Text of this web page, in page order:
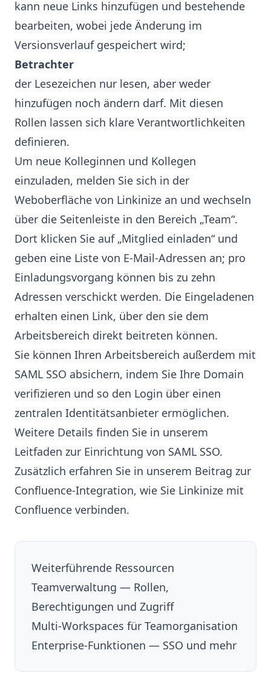
kann neue Links hinzufügen und bestehende
bearbeiten, wobei jede Änderung im
Versionsverlauf gespeichert wird;
Betrachter
der Lesezeichen nur lesen, aber weder
hinzufügen noch ändern darf. Mit diesen
Rollen lassen sich klare Verantwortlichkeiten
definieren.
Um neue Kolleginnen und Kollegen
einzuladen, melden Sie sich in der
Weboberfläche von Linkinize an und wechseln
über die Seitenleiste in den Bereich „Team“.
Dort klicken Sie auf „Mitglied einladen“ und
geben eine Liste von E‑Mail‑Adressen an; pro
Einladungsvorgang können bis zu zehn
Adressen verschickt werden. Die Eingeladenen
erhalten einen Link, über den sie dem
Arbeitsbereich direkt beitreten können.
Sie können Ihren Arbeitsbereich außerdem mit
SAML SSO absichern, indem Sie Ihre Domain
verifizieren und so den Login über einen
zentralen Identitätsanbieter ermöglichen.
Weitere Details finden Sie in unserem
Leitfaden zur Einrichtung von SAML SSO.
Zusätzlich erfahren Sie in unserem Beitrag zur
Confluence‑Integration, wie Sie Linkinize mit
Confluence verbinden.
Weiterführende Ressourcen
Teamverwaltung — Rollen,
Berechtigungen und Zugriff
Multi-Workspaces für Teamorganisation
Enterprise-Funktionen — SSO und mehr